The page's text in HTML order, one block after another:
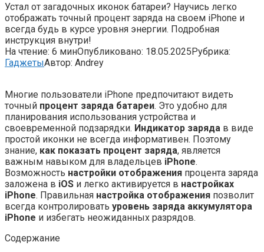
Устал от загадочных иконок батареи? Научись легко
отображать точный процент заряда на своем iPhone и
всегда будь в курсе уровня энергии. Подробная
инструкция внутри!
На чтение: 6 минОпубликовано: 18.05.2025Рубрика:
ГаджетыАвтор: Andrey
Многие пользователи iPhone предпочитают видеть
точный процент заряда батареи. Это удобно для
планирования использования устройства и
своевременной подзарядки. Индикатор заряда в виде
простой иконки не всегда информативен. Поэтому
знание, как показать процент заряда, является
важным навыком для владельцев iPhone.
Возможность настройки отображения процента заряда
заложена в iOS и легко активируется в настройках
iPhone. Правильная настройка отображения позволит
всегда контролировать уровень заряда аккумулятора
iPhone и избегать неожиданных разрядов.
Содержание